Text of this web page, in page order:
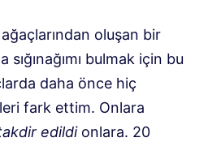
oluşan bir
sığınağımı bulmak için bu
daha önce hiç
fark ettim. Onlara
edildionlara. 20